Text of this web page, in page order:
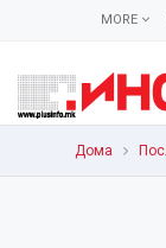
MORE
Дома